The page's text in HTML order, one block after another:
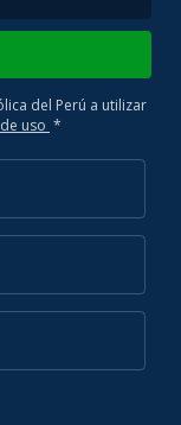
del Perú a utilizar
uso *